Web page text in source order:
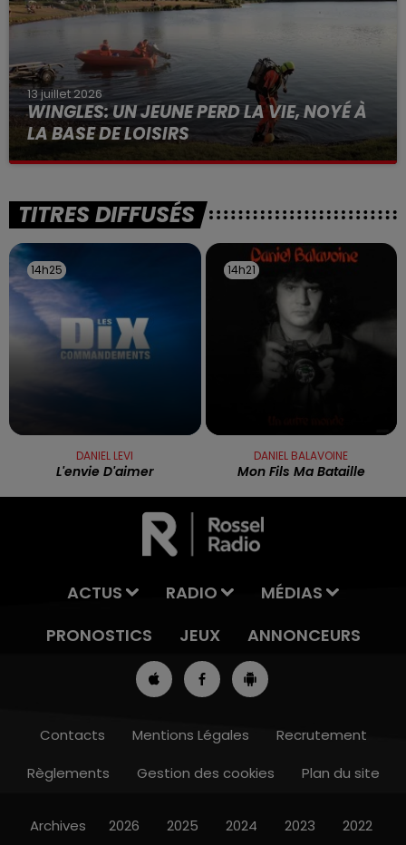
7h00 - 10h00
13 juillet 2026
WINGLES: UN JEUNE PERD LA VIE, NOYÉ À
LA BASE DE LOISIRS
La victime a coulé à pic
TITRES DIFFUSÉS
14h25
14h25
DANIEL LEVI
L'envie D'aimer
14h21
14h21
DANIEL BALAVOINE
Mon Fils Ma Bataille
ACTUS RADIO
MÉDIAS
PRONOSTICS
JEUX ANNONCEURS
Contacts Mentions Légales
Recrutement
Règlements
Gestion des cookies Plan du site
Archives 2026 2025 2024 2023 2022